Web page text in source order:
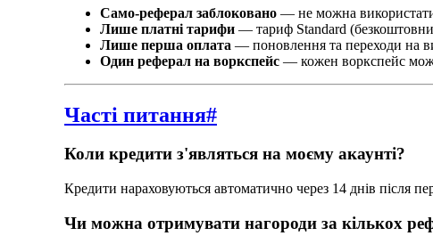
Само-реферал заблоковано — не можна використати
Лише платні тарифи — тариф Standard
Лише перша оплата — поновлення та переходи на
Один реферал на воркспейс — кожен воркспейс
Часті питання#
Коли кредити з'являться на моєму акаунті?
Кредити нараховуються автоматично через 14 днів після
Чи можна отримувати нагороди за кількох